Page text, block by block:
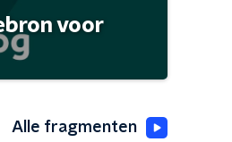
voor
Alle fragmenten